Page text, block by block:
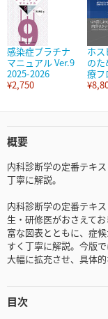
感染症プラチナ
マニュアル Ver.9
2025-2026
¥2,750
ホス
の
療フ
概要
内科診断学の定番テキ
丁寧に解説。
内科診断学の定番テキ
生・研修医がおさえて
富な図表とともに、症
すく丁寧に解説。今版
大幅に拡充させ、具体
目次